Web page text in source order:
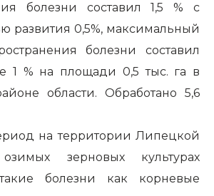
болезни составил 1,5 % с
развития 0,5%, максимальный
болезни составил
1 % на площади 0,5 тыс. га в
области. Обработано 5,6
на территории Липецкой
зерновых культурах
болезни как корневые